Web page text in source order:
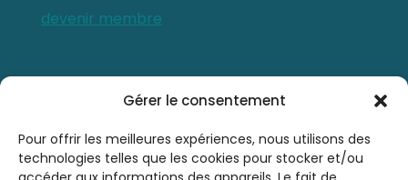
Gérer le consentement
Pour offrir les meilleures expériences, nous utilisons des
technologies telles que les cookies pour stocker et/ou
devenir membre
Contactez-nous
0476 21 76 46